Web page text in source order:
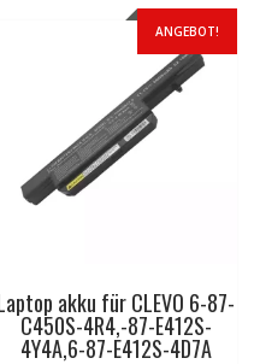
ANGEBOT!
akku für CLEVO 6-87-
C450S-4R4,-87-E412S-
4Y4A,6-87-E412S-4D7A